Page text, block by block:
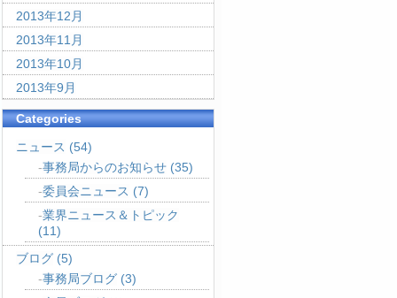
2013年12月
2013年11月
2013年10月
2013年9月
Categories
ニュース (54)
事務局からのお知らせ (35)
委員会ニュース (7)
業界ニュース＆トピック
(11)
ブログ (5)
事務局ブログ (3)